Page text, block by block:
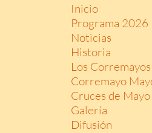
Inicio
Programa 2026
Noticias
Historia
Los Corremayos
Corremayo
Cruces de Mayo
Galería
Difusión